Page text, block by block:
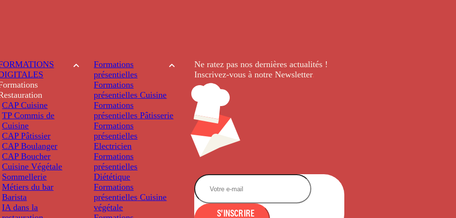
CAP Cuisine
TP Commis de
Cuisine
CAP Pâtissier
CAP Boulanger
CAP Boucher
Cuisine Végétale
Sommellerie
Métiers du bar
Barista
IA dans la
Formations
présentielles
Formations
présentielles Cuisine
Formations
présentielles Pâtisserie
Formations
présentielles
Electricien
Formations
présentielles
Diététique
Formations
présentielles Cuisine
végétale
Ne ratez pas nos dernièresactualités !
Inscrivez-vous à notre Newsletter.
S'INSCRIRE